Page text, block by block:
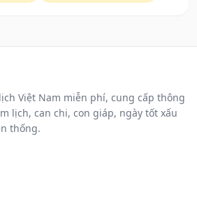
Việt Nam miễn phí, cung cấp thông
lịch, can chi, con giáp, ngày tốt xấu
thống.